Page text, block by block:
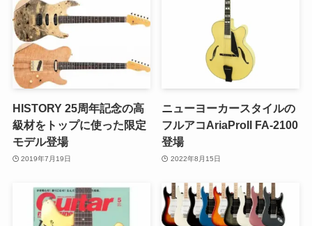
HISTORY 25周年記念の高
級材をトップに使った限定
モデル登場
2019年7月19日
ニューヨーカースタイルの
フルアコAriaProII FA-2100
登場
2022年8月15日